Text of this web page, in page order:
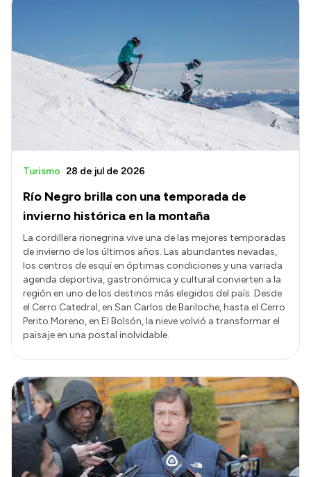
Río Negro brilla con una temporada de
invierno histórica en la montaña
Turismo 28 de jul de 2026
La cordillera rionegrina vive una de las mejores temporadas
de invierno de los últimos años. Las abundantes nevadas,
los centros de esquí en óptimas condiciones y una variada
agenda deportiva, gastronómica y cultural convierten a la
región en uno de los destinos más elegidos del país. Desde
el Cerro Catedral, en San Carlos de Bariloche, hasta el Cerro
Perito Moreno, en El Bolsón, la nieve volvió a transformar el
paisaje en una postal inolvidable.